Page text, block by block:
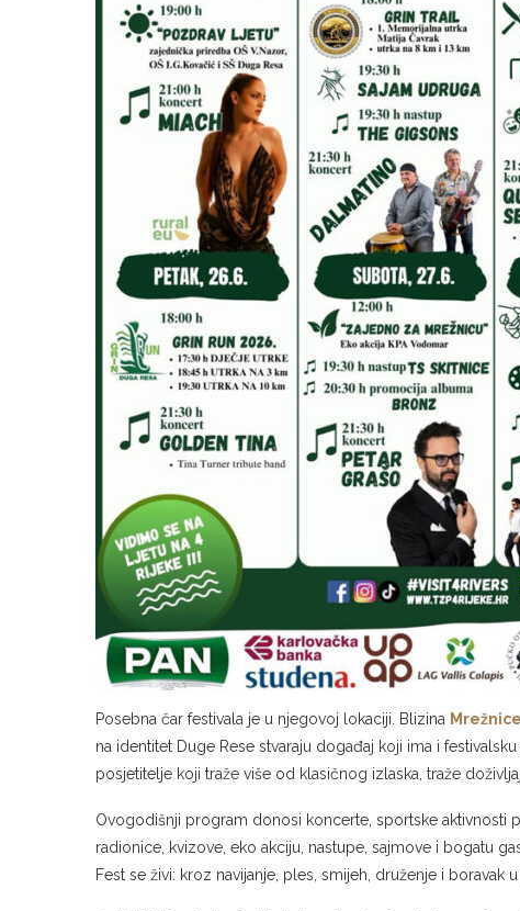
Posebna čar festivala je u njegovoj lokaciji. Blizina Mrežnice
na identitet Duge Rese stvaraju događaj koji ima i
posjetitelje koji traže više od klasičnog izlaska, traže
Ovogodišnji program donosi koncerte, sportske aktivnosti
radionice, kvizove, eko akciju, nastupe, sajmove i bogatu
Fest se živi: kroz navijanje, ples, smijeh, druženje i boravak